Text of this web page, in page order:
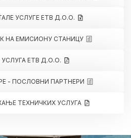
УСЛУГЕ ЕТВ Д.О.О.
НА ЕМИСИОНУ СТАНИЦУ
ЕТВ Д.О.О.
- ПОСЛОВНИ ПАРТНЕРИ
ТЕХНИЧКИХ УСЛУГА